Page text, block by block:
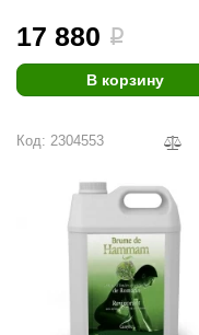
17 880 i
В корзину
Код: 2304553